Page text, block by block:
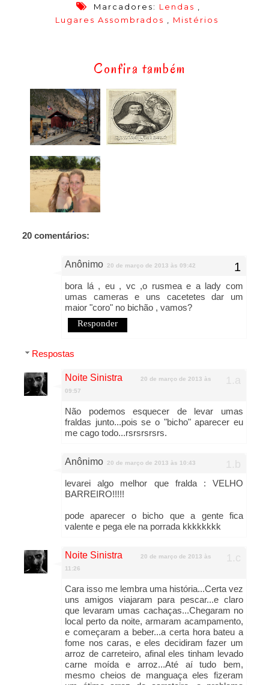
Marcadores: Lendas ,
Lugares Assombrados , Mistérios
Confira também
20 comentários:
Anônimo 20 de março de 2013 às 09:42
bora lá , eu , vc ,o rusmea e a lady com
umas cameras e uns cacetetes dar um
maior "coro" no bichão , vamos?
Responder
Respostas
Noite Sinistra
20 de março de 2013 às
09:57
Não podemos esquecer de levar umas
fraldas junto...pois se o "bicho" aparecer eu
me cago todo...rsrsrsrsrs.
Anônimo 20 de março de 2013 às 10:43
levarei algo melhor que fralda : VELHO
BARREIRO!!!!!
pode aparecer o bicho que a gente fica
valente e pega ele na porrada kkkkkkkk
Noite Sinistra
20 de março de 2013 às
11:26
Cara isso me lembra uma história...Certa vez
uns amigos viajaram para pescar...e claro
que levaram umas cachaças...Chegaram no
local perto da noite, armaram acampamento,
e começaram a beber...a certa hora bateu a
fome nos caras, e eles decidiram fazer um
arroz de carreteiro, afinal eles tinham levado
carne moída e arroz...Até aí tudo bem,
mesmo cheios de manguaça eles fizeram